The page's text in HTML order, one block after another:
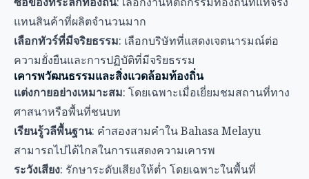
แทนสินค้าที่ผลิตจำนวนมาก
เลือกทัวร์ที่มีจริยธรรม: เลือกบริษัทที่แสดงเจตนารมณ์ต่อ
ความยั่งยืนและการปฏิบัติที่มีจริยธรรม
เคารพวัฒนธรรมและสิ่งแวดล้อมท้องถิ่น
แต่งกายอย่างเหมาะสม: โดยเฉพาะเมื่อเยี่ยมชมสถานที่ทาง
ศาสนาหรือพื้นที่ชนบท
เรียนรู้วลีพื้นฐาน: คำสองสามคำใน Bahasa Melayu
สามารถไปได้ไกลในการแสดงความเคารพ
ระวังเสียง: รักษาระดับเสียงให้ต่ำ โดยเฉพาะในพื้นที่